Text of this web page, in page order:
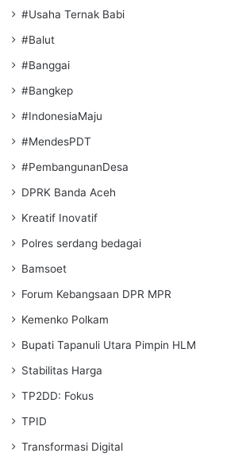
#Usaha Ternak Babi
#Balut
#Banggai
#Bangkep
#IndonesiaMaju
#MendesPDT
#PembangunanDesa
DPRK Banda Aceh
Kreatif Inovatif
Polres serdang bedagai
Bamsoet
Forum Kebangsaan DPR MPR
Kemenko Polkam
‎Bupati Tapanuli Utara Pimpin HLM
Stabilitas Harga
TP2DD: Fokus
TPID
Transformasi Digital